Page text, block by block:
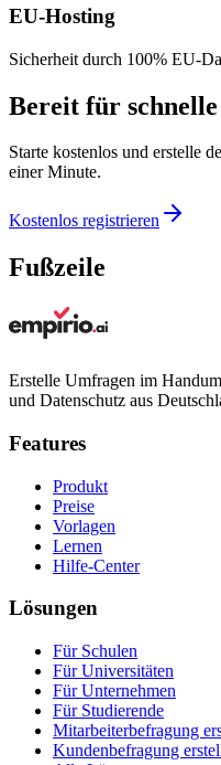
EU-Hosting
Sicherheit durch 100% EU-
Bereit für
Starte kostenlos und erstelle
einer Minute.
Kostenlos registrieren
Fußzeile
Erstelle Umfragen im
und Datenschutz aus
Features
Produkt
Preise
Vorlagen
Lernen
Hilfe-Center
Lösungen
Für Schulen
Für Universitäten
Für Unternehmen
Für Studierende
Mitarbeiterbefragung
Kundenbefragung